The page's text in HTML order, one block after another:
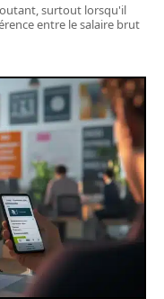
surtout lorsqu'il
entre le salaire brut